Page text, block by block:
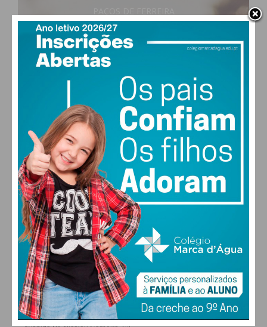
17°
clear sky
73% humidade
30°
SEX
28
SÁB
27°
DOM
29°
SEG
ALTERAR
FARMACIAS DE SERVIÇO EM PAÇOS DE
FERREIRA